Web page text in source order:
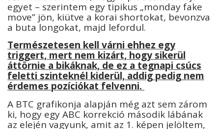
egyet – szerintem egy tipikus „monday fake
move” jön, kiütve a korai shortokat, bevonzva
a buta longokat, majd lefordul.
Természetesen kell várni ehhez egy
triggert, mert nem kizárt, hogy sikerül
áttörnie a bikáknak, de ez a tegnapi csúcs
feletti szinteknél kiderül, addig pedig nem
érdemes pozíciókat felvenni.
A BTC grafikonja alapján még azt sem zárom
ki, hogy egy ABC korrekció második lábának
az elején vagyunk, amit az 1. képen jelöltem,